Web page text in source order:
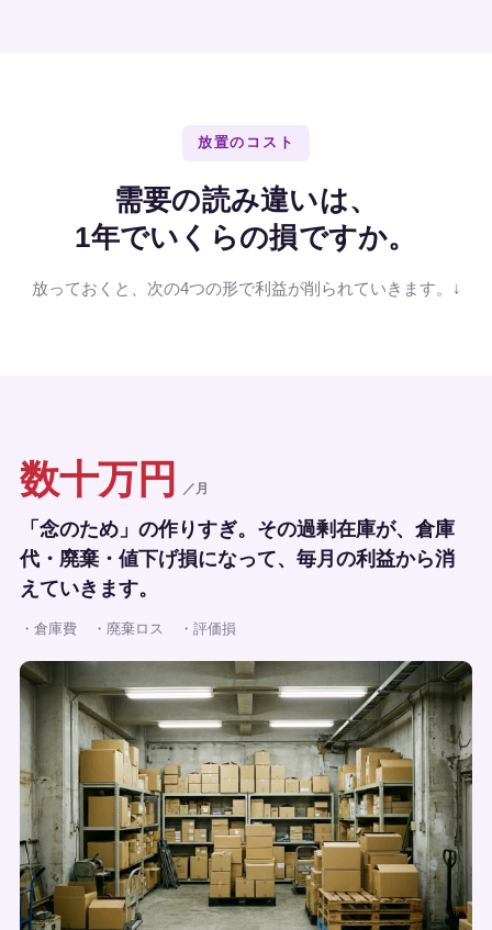
放置のコスト
需要の読み違いは、
1年でいくらの損ですか。
放っておくと、次の4つの形で利益が削られていきます。↓
数十万円 ／月
「念のため」の作りすぎ。その過剰在庫が、倉庫
代・廃棄・値下げ損になって、毎月の利益から消
えていきます。
・倉庫費 ・廃棄ロス ・評価損